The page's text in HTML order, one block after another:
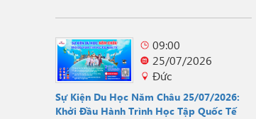
09:00
25/07/2026
Đức
Sự Kiện Du Học Năm Châu 25/07/2026:
Khởi Đầu Hành Trình Học Tập Quốc Tế